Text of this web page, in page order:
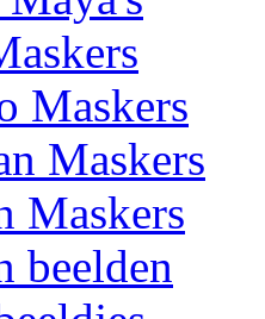
Maskers
Maskers
Maskers
beelden